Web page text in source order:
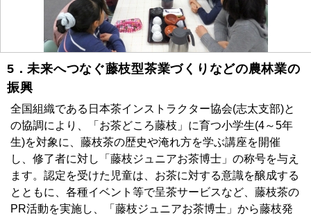
5．未来へつなぐ藤枝型茶業づくりなどの農林業の
振興
全国組織である日本茶インストラクター協会(志太支部)と
の協調により、「お茶どころ藤枝」に育つ小学生(4～5年
生)を対象に、藤枝茶の歴史や淹れ方を学ぶ講座を開催
し、修了者に対し「藤枝ジュニアお茶博士」の称号を与え
ます。認定を受けた児童は、お茶に対する意識を醸成する
とともに、各種イベント等で呈茶サービスなど、藤枝茶の
PR活動を実施し、「藤枝ジュニアお茶博士」から藤枝発